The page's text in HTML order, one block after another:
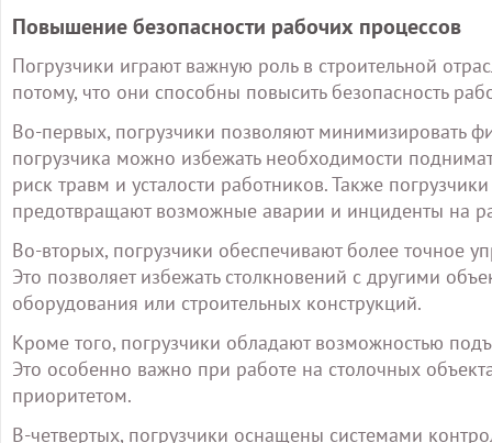
Повышение безопасности рабочих процессов
Погрузчики играют важную роль в строительной
потому, что они способны повысить безопасность
Во-первых, погрузчики позволяют минимизировать
погрузчика можно избежать необходимости
риск травм и усталости работников. Также
предотвращают возможные аварии и инциденты на
Во-вторых, погрузчики обеспечивают более точное
Это позволяет избежать столкновений с другими
оборудования или строительных конструкций.
Кроме того, погрузчики обладают возможностью
Это особенно важно при работе на столочных
приоритетом.
В-четвертых, погрузчики оснащены системами